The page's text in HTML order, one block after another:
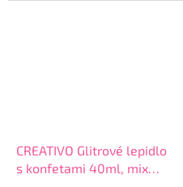
CREATIVO Glitrové lepidlo
s konfetami 40ml, mix